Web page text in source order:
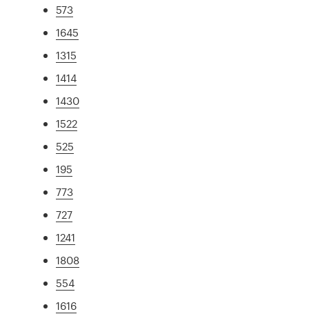
573
1645
1315
1414
1430
1522
525
195
773
727
1241
1808
554
1616